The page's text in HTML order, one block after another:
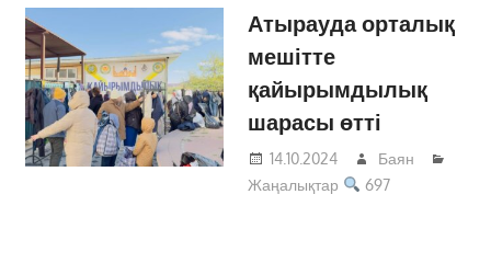
Атырауда орталық
мешітте
қайырымдылық
шарасы өтті
14.10.2024
Баян
Жаңалықтар
697